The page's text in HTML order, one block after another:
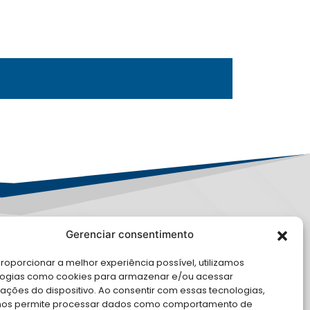
Gerenciar consentimento
a melhor experiência possível, utilizamos
como cookies para armazenar e/ou acessar
do dispositivo. Ao consentir com essas tecnologias,
permite processar dados como comportamento de
CONOSCO
Apoio Institucional da AMB